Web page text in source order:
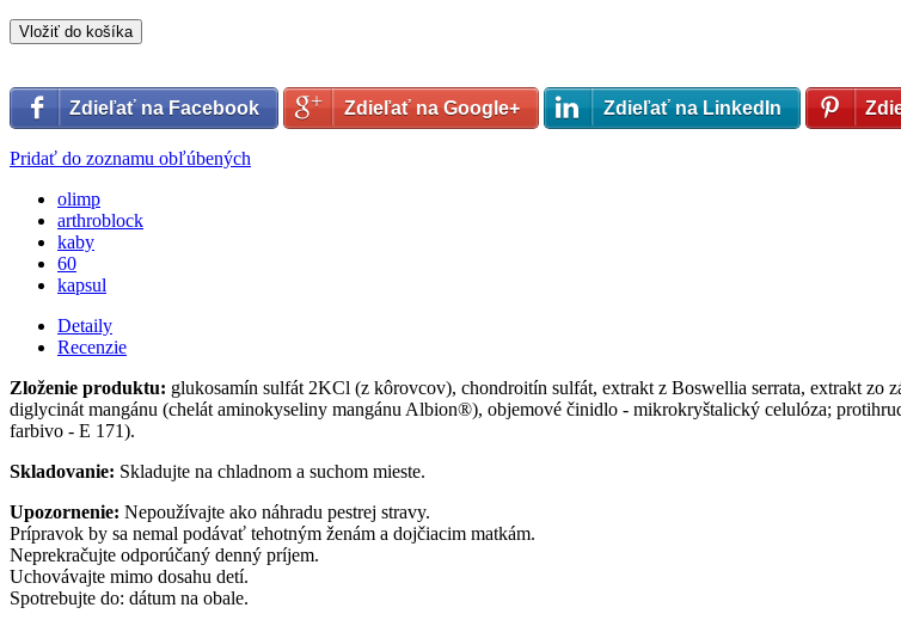
Vložiť do košíka
Zdieľať na Facebook Zdieľať na Google+ Zdieľať na LinkedIn
Pridať do zoznamu obľúbených
olimp
arthroblock
kaby
60
kapsul
Detaily
Recenzie
Zloženie produktu: glukosamín sulfát 2KCl (z kôrovcov), chondroitín sulfát, extrakt z Boswellia serrata, extrakt
diglycinát mangánu (chelát aminokyseliny mangánu Albion®), objemové činidlo - mikrokryštalický celulóza;
farbivo - E 171).
Skladovanie: Skladujte na chladnom a suchom mieste.
Upozornenie: Nepoužívajte ako náhradu pestrej stravy.
Prípravok by sa nemal podávať tehotným ženám a dojčiacim matkám.
Neprekračujte odporúčaný denný príjem.
Uchovávajte mimo dosahu detí.
Spotrebujte do: dátum na obale.